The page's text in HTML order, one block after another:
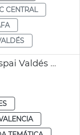
CENTRAL
Declaración intenciones Espai Valdés València